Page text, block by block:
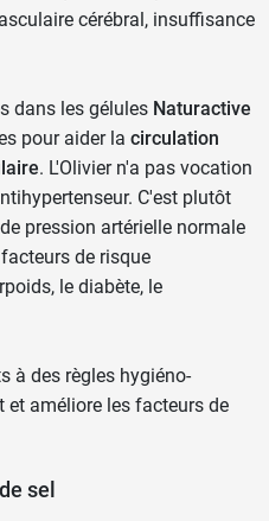
cérébral, insuffisance
dans les gélules Naturactive
pour aider la circulation
. L'Olivier n'a pas vocation
C'est plutôt
pression artérielle normale
de risque
le diabète, le
à des règles hygiéno-
et améliore les facteurs de
sel